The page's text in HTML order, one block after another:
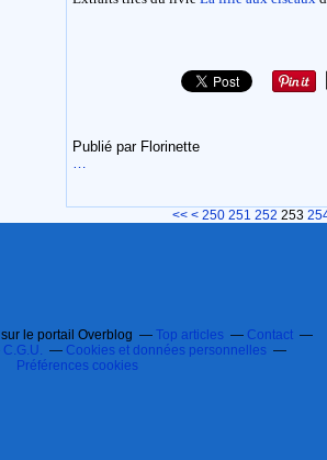
Publié par Florinette
…
<< < 200
210
220
230
240
250 251 252 253
sur le portail Overblog Top articles
Contact
C.G.U.
Cookies et données personnelles
Préférences cookies